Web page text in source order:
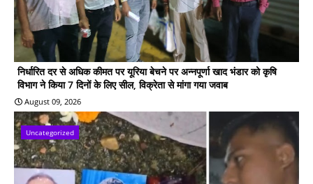
निर्धारित दर से अधिक कीमत पर यूरिया बेचने पर अन्नपूर्णा खाद भंडार को कृषि
विभाग ने किया 7 दिनों के लिए सील, विक्रेता से मांगा गया जवाब
August 09, 2026
Uncategorized